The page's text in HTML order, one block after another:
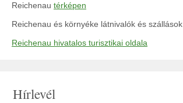
Reichenau térképen
Reichenau és környéke látnivalók és szállások
Reichenau hivatalos turisztikai oldala
Hírlevél